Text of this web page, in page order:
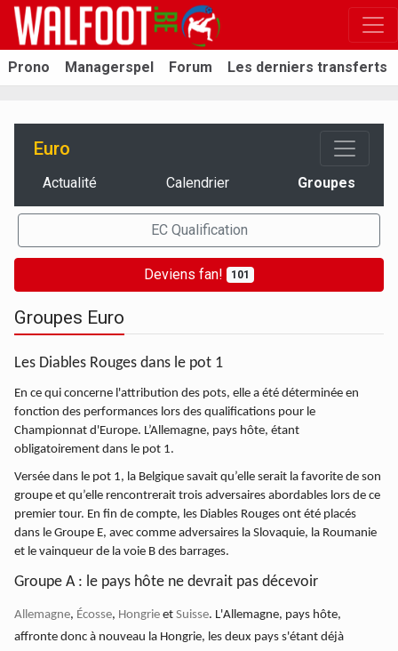
Prono Managerspel Forum Les derniers transferts
Euro
Actualité Calendrier Groupes
EC Qualification
Deviens fan! 101
Groupes Euro
Les Diables Rouges dans le pot 1
En ce qui concerne l'attribution des pots, elle a été déterminée en
fonction des performances lors des qualifications pour le
Championnat d'Europe. L’Allemagne, pays hôte, étant
obligatoirement dans le pot 1.
Versée dans le pot 1, la Belgique savait qu’elle serait la favorite de son
groupe et qu’elle rencontrerait trois adversaires abordables lors de ce
premier tour. En fin de compte, les Diables Rouges ont été placés
dans le Groupe E, avec comme adversaires la Slovaquie, la Roumanie
et le vainqueur de la voie B des barrages.
Groupe A : le pays hôte ne devrait pas décevoir
Allemagne, Écosse, Hongrie et Suisse. L'Allemagne, pays hôte,
affronte donc à nouveau la Hongrie, les deux pays s'étant déjà